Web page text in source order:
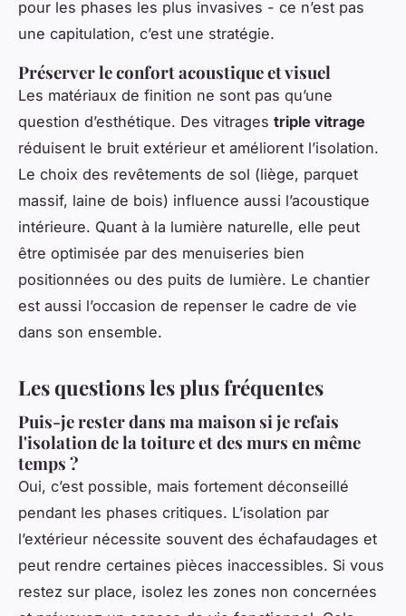
pour les phases les plus invasives - ce n’est pas
une capitulation, c’est une stratégie.
Préserver le confort acoustique et visuel
Les matériaux de finition ne sont pas qu’une
question d’esthétique. Des vitrages triple vitrage
réduisent le bruit extérieur et améliorent l’isolation.
Le choix des revêtements de sol (liège, parquet
massif, laine de bois) influence aussi l’acoustique
intérieure. Quant à la lumière naturelle, elle peut
être optimisée par des menuiseries bien
positionnées ou des puits de lumière. Le chantier
est aussi l’occasion de repenser le cadre de vie
dans son ensemble.
Les questions les plus fréquentes
Puis-je rester dans ma maison si je refais
l'isolation de la toiture et des murs en même
temps ?
Oui, c’est possible, mais fortement déconseillé
pendant les phases critiques. L’isolation par
l’extérieur nécessite souvent des échafaudages et
peut rendre certaines pièces inaccessibles. Si vous
restez sur place, isolez les zones non concernées